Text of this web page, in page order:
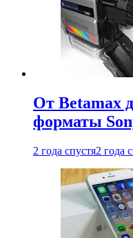
От Betamax
форматы
2 года спустя2 года